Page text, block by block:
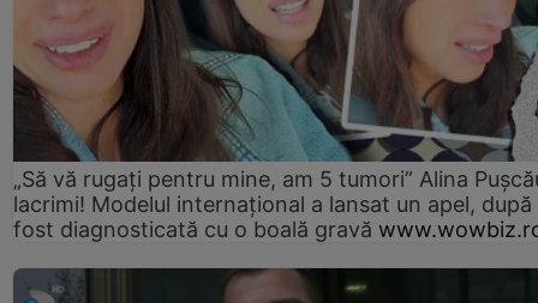
„Să vă rugați pentru mine, am 5 tumori” Alina
lacrimi! Modelul internațional a lansat un apel, după
fost diagnosticată cu o boală gravă